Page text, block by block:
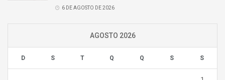
6 DE AGOSTO DE 2026
AGOSTO 2026
D S T Q Q S S